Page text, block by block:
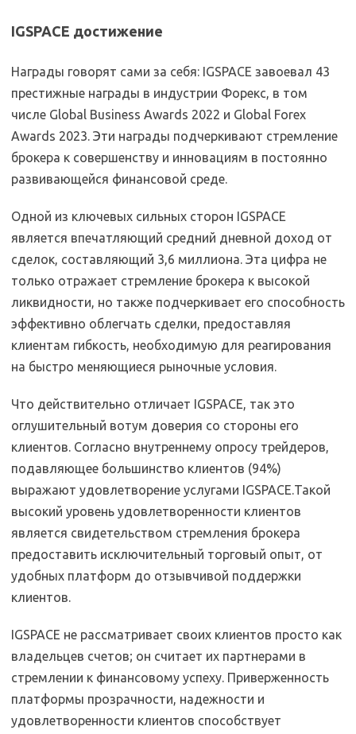
IGSPACE достижение
Награды говорят сами за себя: IGSPACE завоевал 43
престижные награды в индустрии Форекс, в том
числе Global Business Awards 2022 и Global Forex
Awards 2023. Эти награды подчеркивают стремление
брокера к совершенству и инновациям в постоянно
развивающейся финансовой среде.
Одной из ключевых сильных сторон IGSPACE
является впечатляющий средний дневной доход от
сделок, составляющий 3,6 миллиона. Эта цифра не
только отражает стремление брокера к высокой
ликвидности, но также подчеркивает его способность
эффективно облегчать сделки, предоставляя
клиентам гибкость, необходимую для реагирования
на быстро меняющиеся рыночные условия.
Что действительно отличает IGSPACE, так это
оглушительный вотум доверия со стороны его
клиентов. Согласно внутреннему опросу трейдеров,
подавляющее большинство клиентов (94%)
выражают удовлетворение услугами IGSPACE.Такой
высокий уровень удовлетворенности клиентов
является свидетельством стремления брокера
предоставить исключительный торговый опыт, от
удобных платформ до отзывчивой поддержки
клиентов.
IGSPACE не рассматривает своих клиентов просто как
владельцев счетов; он считает их партнерами в
стремлении к финансовому успеху. Приверженность
платформы прозрачности, надежности и
удовлетворенности клиентов способствует